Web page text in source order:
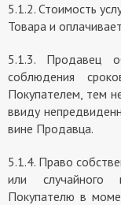
5.1.2. Стоимость
Товара и
5.1.3. Продавец
соблюдения
Покупателем, тем
ввиду
вине Продавца.
5.1.4. Право
или случайного
Покупателю в